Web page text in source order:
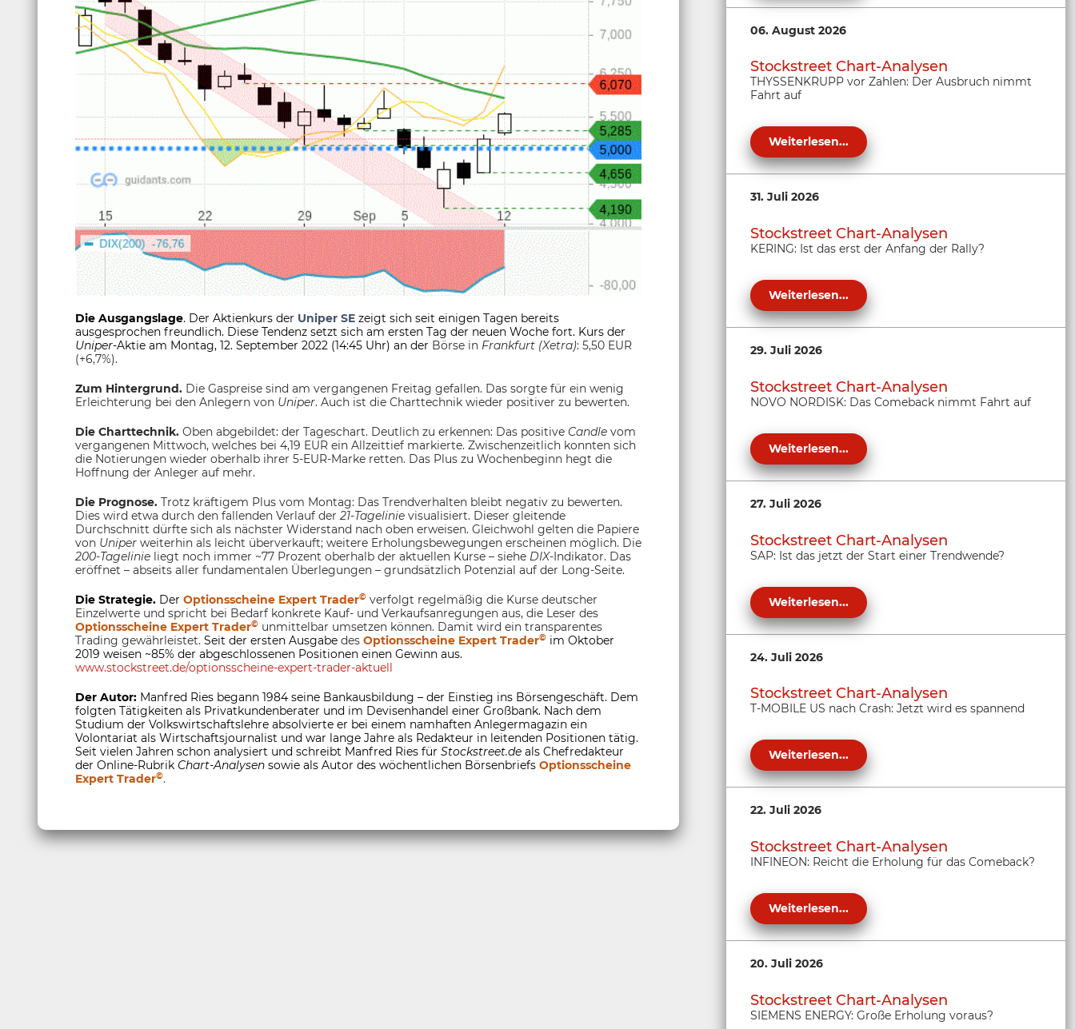
Die Ausgangslage. Der Aktienkurs der Uniper SE zeigt sich seit einigen Tagen bereits
ausgesprochen freundlich. Diese Tendenz setzt sich am ersten Tag der neuen Woche fort. Kurs der
Uniper-Aktie am Montag, 12. September 2022 (14:45 Uhr) an der Börse in Frankfurt (Xetra): 5,50 EUR
(+6,7%).
Zum Hintergrund. Die Gaspreise sind am vergangenen Freitag gefallen. Das sorgte für ein wenig
Erleichterung bei den Anlegern von Uniper. Auch ist die Charttechnik wieder positiver zu bewerten.
Die Charttechnik. Oben abgebildet: der Tageschart. Deutlich zu erkennen: Das positive Candle vom
vergangenen Mittwoch, welches bei 4,19 EUR ein Allzeittief markierte. Zwischenzeitlich konnten sich
die Notierungen wieder oberhalb ihrer 5-EUR-Marke retten. Das Plus zu Wochenbeginn hegt die
Hoffnung der Anleger auf mehr.
Die Prognose. Trotz kräftigem Plus vom Montag: Das Trendverhalten bleibt negativ zu bewerten.
Dies wird etwa durch den fallenden Verlauf der 21-Tagelinie visualisiert. Dieser gleitende
Durchschnitt dürfte sich als nächster Widerstand nach oben erweisen. Gleichwohl gelten die Papiere
von Uniper weiterhin als leicht überverkauft; weitere Erholungsbewegungen erscheinen möglich. Die
200-Tagelinie liegt noch immer ~77 Prozent oberhalb der aktuellen Kurse – siehe DIX-Indikator. Das
eröffnet – abseits aller fundamentalen Überlegungen – grundsätzlich Potenzial auf der Long-Seite.
Die Strategie. Der Optionsscheine Expert Trader© verfolgt regelmäßig die Kurse deutscher
Einzelwerte und spricht bei Bedarf konkrete Kauf- und Verkaufsanregungen aus, die Leser des
Optionsscheine Expert Trader© unmittelbar umsetzen können. Damit wird ein transparentes
Trading gewährleistet. Seit der ersten Ausgabe des Optionsscheine Expert Trader© im Oktober
2019 weisen ~85% der abgeschlossenen Positionen einen Gewinn aus.
www.stockstreet.de/optionsscheine-expert-trader-aktuell
Der Autor: Manfred Ries begann 1984 seine Bankausbildung – der Einstieg ins Börsengeschäft. Dem
folgten Tätigkeiten als Privatkundenberater und im Devisenhandel einer Großbank. Nach dem
Studium der Volkswirtschaftslehre absolvierte er bei einem namhaften Anlegermagazin ein
Volontariat als Wirtschaftsjournalist und war lange Jahre als Redakteur in leitenden Positionen tätig.
Seit vielen Jahren schon analysiert und schreibt Manfred Ries für Stockstreet.de als Chefredakteur
der Online-Rubrik Chart-Analysen sowie als Autor des wöchentlichen Börsenbriefs Optionsscheine
Expert Trader©.
06. August 2026
Stockstreet Chart-Analysen
THYSSENKRUPP vor Zahlen: Der Ausbruch nimmt
Fahrt auf
Weiterlesen...
31. Juli 2026
Stockstreet Chart-Analysen
KERING: Ist das erst der Anfang der Rally?
Weiterlesen...
29. Juli 2026
Stockstreet Chart-Analysen
NOVO NORDISK: Das Comeback nimmt Fahrt auf
Weiterlesen...
27. Juli 2026
Stockstreet Chart-Analysen
SAP: Ist das jetzt der Start einer Trendwende?
Weiterlesen...
24. Juli 2026
Stockstreet Chart-Analysen
T-MOBILE US nach Crash: Jetzt wird es spannend
Weiterlesen...
22. Juli 2026
Stockstreet Chart-Analysen
INFINEON: Reicht die Erholung für das Comeback?
Weiterlesen...
20. Juli 2026
Stockstreet Chart-Analysen
SIEMENS ENERGY: Große Erholung voraus?